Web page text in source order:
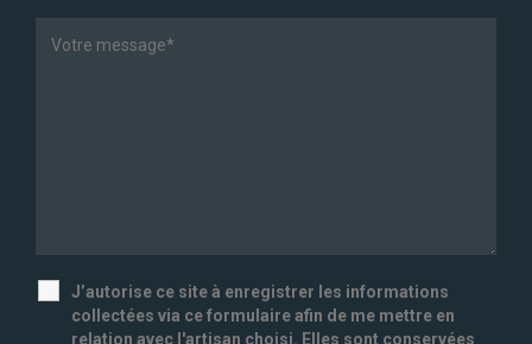
J’autorise ce site à enregistrer les informations
collectées via ce formulaire afin de me mettre en
relation avec l'artisan choisi. Elles sont conservées